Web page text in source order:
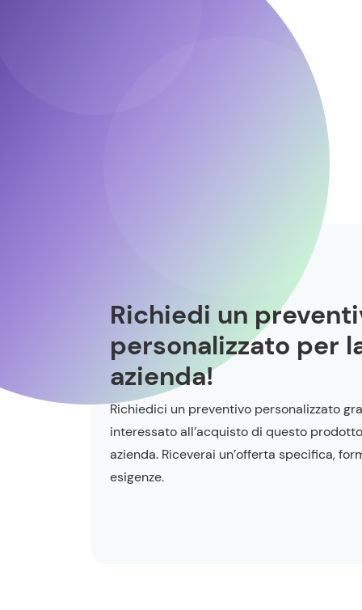
Richiedi un
personalizzato per
azienda!
Richiedici un preventivo personalizzato
interessato all’acquisto di questo
azienda. Riceverai un’offerta specifica,
esigenze.